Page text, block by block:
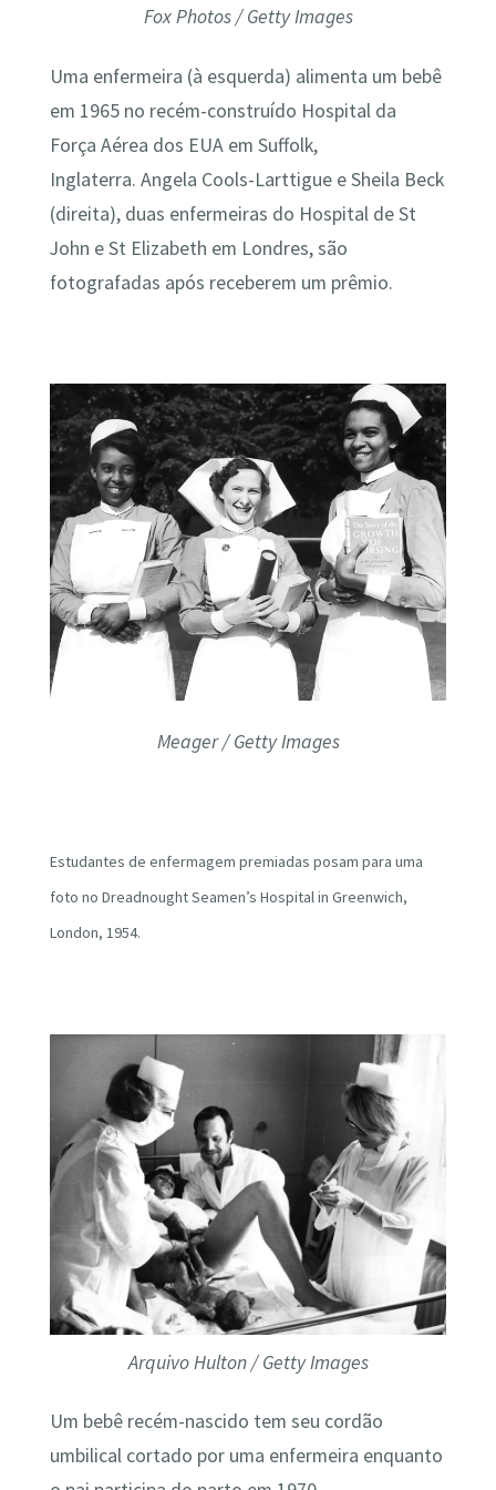
Fox Photos / Getty Images
Uma enfermeira (à esquerda) alimenta um bebê
em 1965 no recém-construído Hospital da
Força Aérea dos EUA em Suffolk,
Inglaterra. Angela Cools-Larttigue e Sheila Beck
(direita), duas enfermeiras do Hospital de St
John e St Elizabeth em Londres, são
fotografadas após receberem um prêmio.
Meager / Getty Images
Estudantes de enfermagem premiadas posam para uma
foto no Dreadnought Seamen’s Hospital in Greenwich,
London, 1954.
Arquivo Hulton / Getty Images
Um bebê recém-nascido tem seu cordão
umbilical cortado por uma enfermeira enquanto